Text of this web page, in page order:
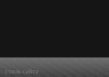
стиль сайта